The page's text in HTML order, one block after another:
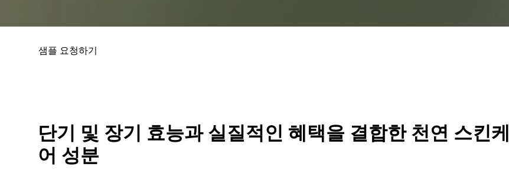
샘플 요청하기
단기 및 장기 효능과 실질적인 혜택을 결합한 천연 스킨케
어 성분